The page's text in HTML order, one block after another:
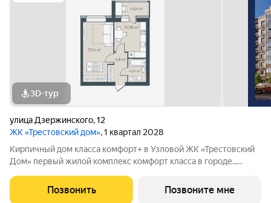
3D-тур
улица Дзержинского,12
ЖК «Трестовский дом», 1 квартал 2028
Кирпичный дом класса комфорт+ в Узловой ЖК «Трестовский
Дом» первый жилой комплекс комфорт класса в городе..
Кирпично-монолитный дом выполнен в современном стиле, с
теплым натуральным кирпичом
Позвонить Позвоните мне